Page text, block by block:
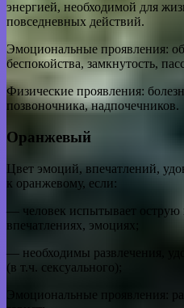
энергией, необходимой для
повседневных действий.
Эмоциональные проявления:
беспокойства, замкнутость,
Физические проявления:
позвоночника, надпочечников.
Оранжевый
Цвет эмоций, впечатлений,
к оранжевому, если:
— человек испытывает острую
впечатлениях, эмоциях;
— необходимы развлечения,
(в т.ч. сексуального);
Эмоциональные проявления: